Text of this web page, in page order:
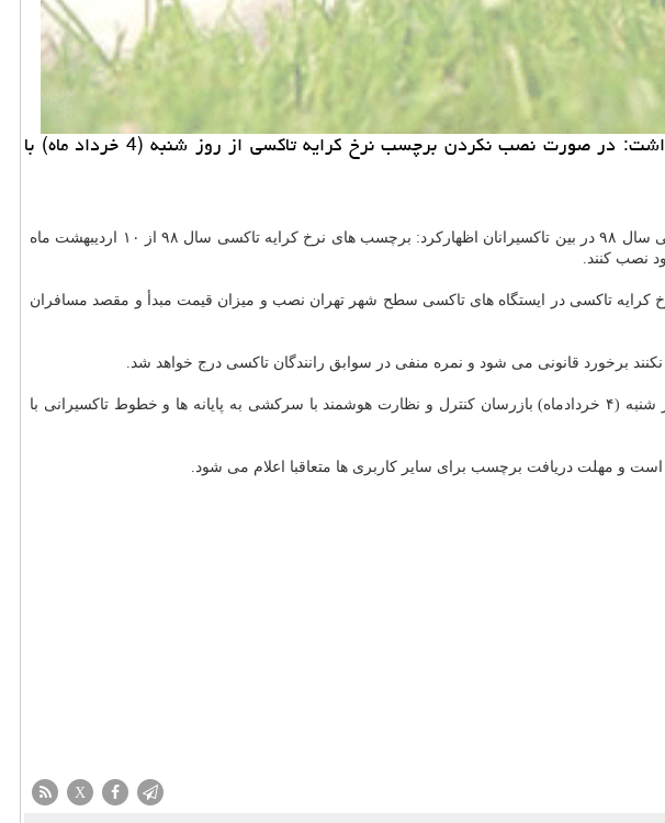
خرید و فروش حیوان خانگی: سرپرست معاونت نظارت و امور مناطق سازمان تاكسیرانی شهر تهران اظهار داشت: در صورت نصب نكردن برچسب نرخ كرایه تاكسی از روز شنبه (4 خرداد ماه) با
با اشاره به توزیع برچسب های نرخ كرایه های تاكسی سال ۹۸ در بین تاكسیرانان اظهاركرد: برچسب های نرخ كرایه تاكسی سال ۹۸ از ۱۰ اردیبهشت ماه
نصب كنند.
كرایه تاكسی در ایستگاه های تاكسی سطح شهر تهران نصب و میزان قیمت مبدأ و مقصد مسافران
برخورد قانونی می شود و نمره منفی در سوابق رانندگان تاكسی درج خواهد شد.
ابراهیمی اشاره كرد: تاكسیرانان تنها تا اختتام هفته جاری فرصت دارند تا برچسب نرخ كرایه سال ۹۸ را نصب كنند و از روز شنبه (۴ خردادماه) بازرسان كنترل و نظارت هوشمند با سركشی به پایانه ها و خطوط تاكسیرانی با
و مهلت دریافت برچسب برای سایر كاربری ها متعاقبا اعلام می شود.
X